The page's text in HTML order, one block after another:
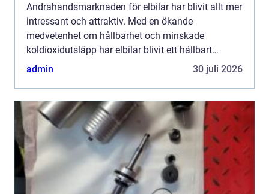
Andrahandsmarknaden för elbilar har blivit allt mer
intressant och attraktiv. Med en ökande
medvetenhet om hållbarhet och minskade
koldioxidutsläpp har elbilar blivit ett hållbart
transportalternativ som fler och fler v&aum...
admin 30 juli 2026